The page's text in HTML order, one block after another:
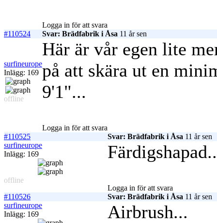
Logga in för att svara
#110524
Svar: Brädfabrik i Åsa 11 år sen
surfineurope
Inlägg: 169
offline
Här är vår egen lite
på att skära ut en
9'1"...
Logga in för att svara
#110525
Svar: Brädfabrik i Åsa 11 år sen
surfineurope
Inlägg: 169
offline
Logga in för att svara
#110526
Svar: Brädfabrik i Åsa 11 år sen
surfineurope
Inlägg: 169
Airbrush...